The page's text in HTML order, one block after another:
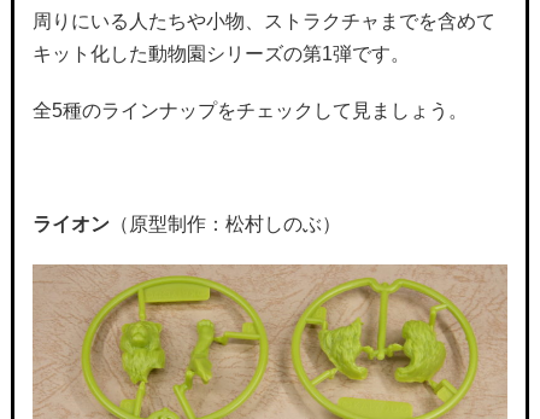
周りにいる人たちや小物、ストラクチャまでを含めて
キット化した動物園シリーズの第1弾です。
全5種のラインナップをチェックして見ましょう。
ライオン（原型制作：松村しのぶ）